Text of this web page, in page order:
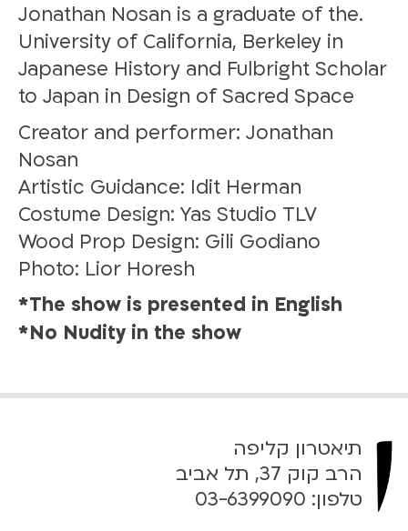
.Jonathan Nosan is a graduate of the
University of California, Berkeley in
Japanese History and Fulbright Scholar
to Japan in Design of Sacred Space
Creator and performer: Jonathan
Nosan
Artistic Guidance: Idit Herman
Costume Design: Yas Studio TLV
⁠Wood Prop Design: Gili Godiano
⁠Photo: Lior Horesh
The show is presented in English*
No Nudity in the show*
תיאטרון קליפה
הרב קוק 37, תל אביב
טלפון: 03-6399090